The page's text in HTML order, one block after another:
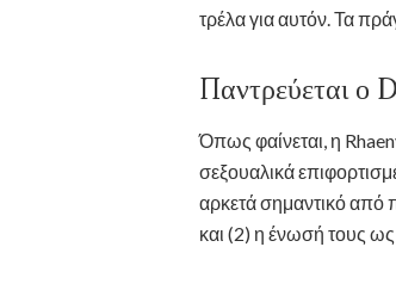
τρέλα για αυτόν. Τα
Παντρεύεται ο
Όπως φαίνεται, η
σεξουαλικά
αρκετά σημαντικό από
και (2) η ένωσή τους